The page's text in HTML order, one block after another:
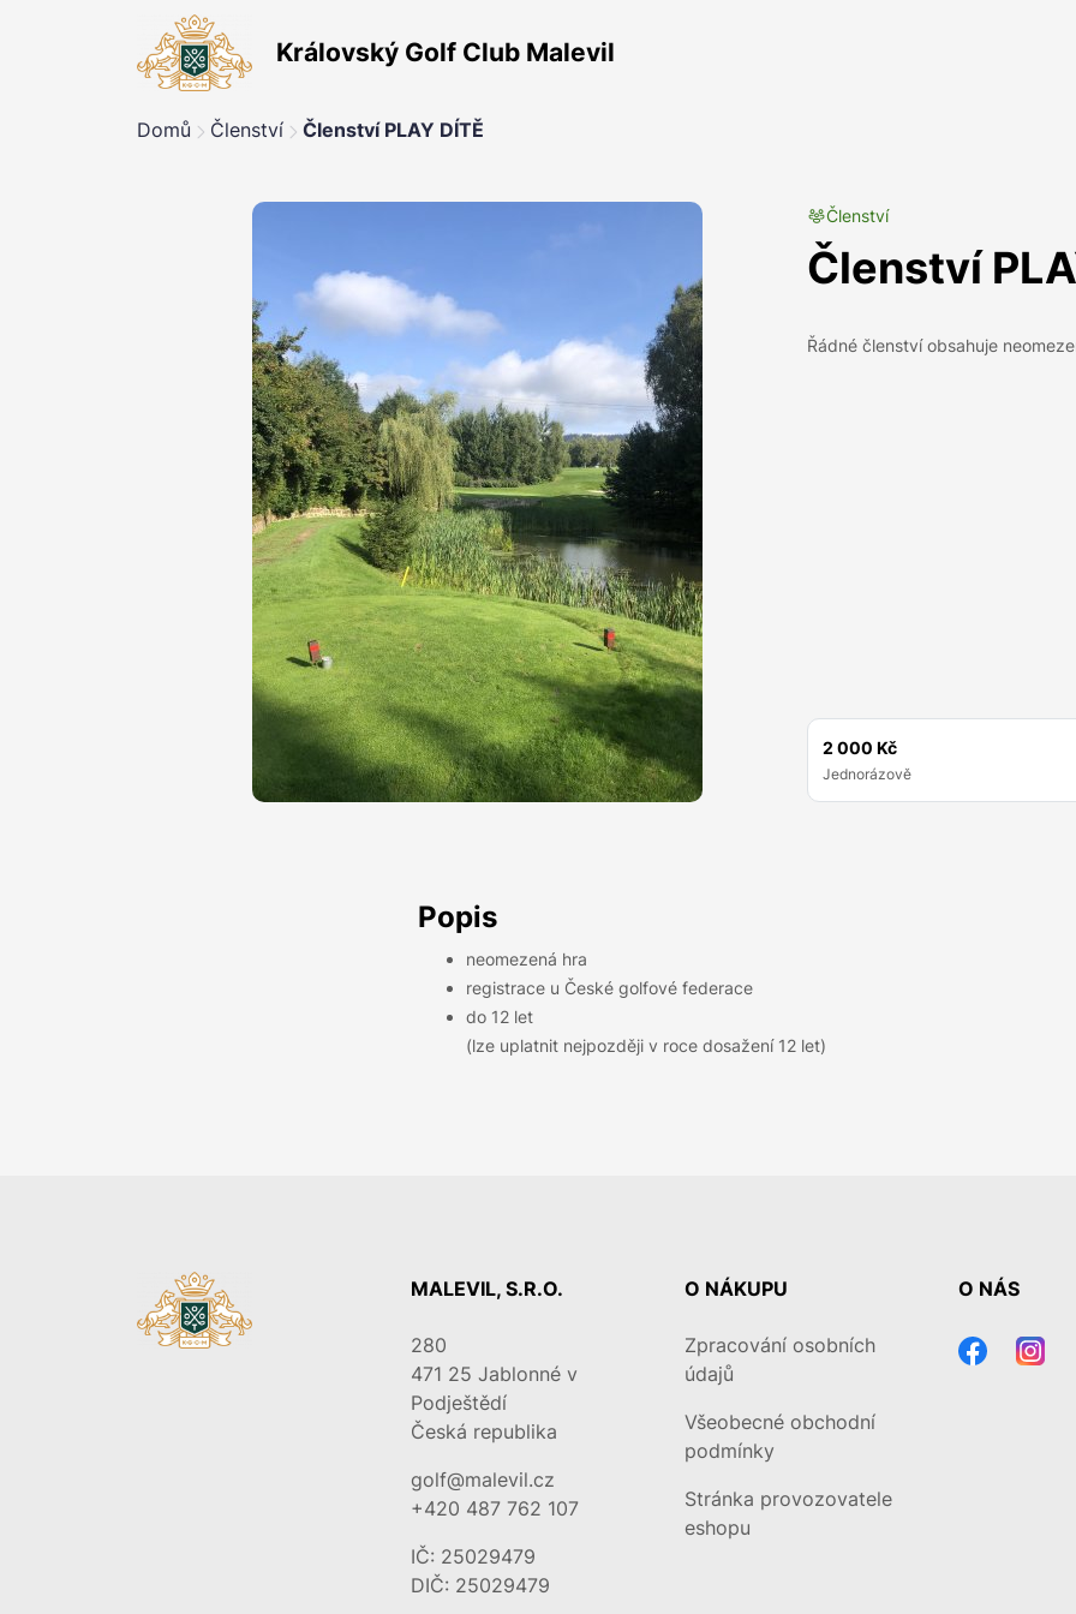
Královský Golf Club Malevil
Domů Členství Členství PLAY DÍTĚ
Členství
Členství
Řádné členství obsahuje
2 000 Kč
Jednorázově
Popis
neomezená hra
registrace u České golfové federace
do 12 let
(lze uplatnit nejpozději v roce dosažení 12 let)
MALEVIL, S.R.O.
280
471 25 Jablonné v
Podještědí
Česká republika
golf@malevil.cz
+420 487 762 107
IČ: 25029479
DIČ: 25029479
O NÁKUPU
Zpracování osobních
údajů
Všeobecné obchodní
podmínky
Stránka provozovatele
eshopu
O NÁS